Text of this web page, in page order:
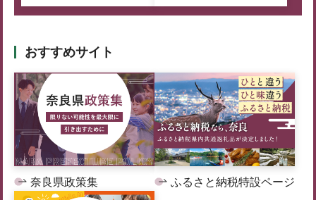
おすすめサイト
奈良県政策集 ふるさと納税特設ページ